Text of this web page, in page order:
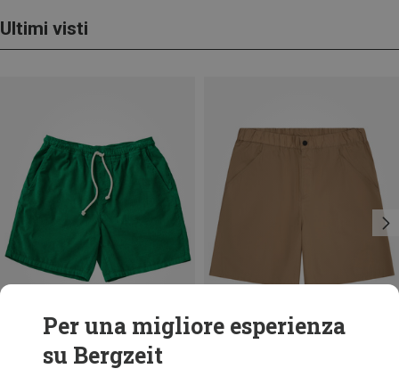
Ultimi visti
Risparmi 42%
Per una migliore esperienza
su Bergzeit